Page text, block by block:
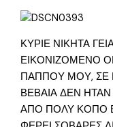
ΚΥΡΙΕ ΝΙΚΗΤΑ
ΕΙΚΟΝΙΖΟΜΕΝΟ
ΠΑΠΠΟΥ ΜΟΥ, ΣΕ
ΒΕΒΑΙΑ ΔΕΝ
ΑΠΟ ΠΟΛΥ ΚΟΠΟ